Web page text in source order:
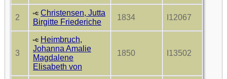
2
Christensen, Jutta
Birgitte Friederiche
1834 I12067
3
Heimbruch,
Johanna Amalie
Magdalene
Elisabeth von
1850 I13502